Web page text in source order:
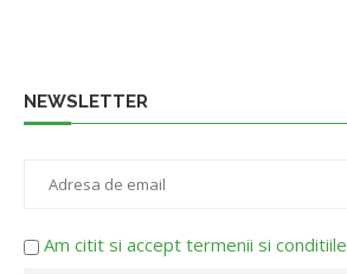
NEWSLETTER
Am citit si accept termenii si conditiile